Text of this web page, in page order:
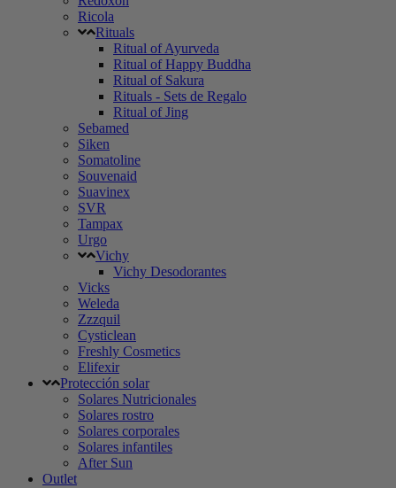
Ricola
Rituals
Ritual of Ayurveda
Ritual of Happy Buddha
Ritual of Sakura
Rituals - Sets de Regalo
Ritual of Jing
Sebamed
Siken
Somatoline
Souvenaid
Suavinex
SVR
Tampax
Urgo
Vichy
Vichy Desodorantes
Vicks
Weleda
Zzzquil
Cysticlean
Freshly Cosmetics
Elifexir
Protección solar
Solares Nutricionales
Solares rostro
Solares corporales
Solares infantiles
After Sun
Outlet